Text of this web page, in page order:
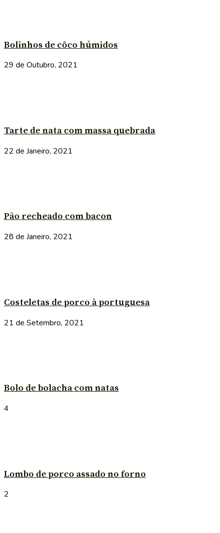
Bolinhos de côco húmidos
29 de Outubro, 2021
Tarte de nata com massa quebrada
22 de Janeiro, 2021
Pão recheado com bacon
28 de Janeiro, 2021
Costeletas de porco à portuguesa
21 de Setembro, 2021
Bolo de bolacha com natas
4
Lombo de porco assado no forno
2